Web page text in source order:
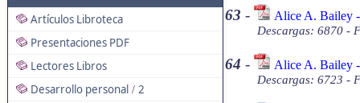
Artículos Libroteca
Presentaciones PDF
Lectores Libros
Desarrollo personal / 2
63 - Alice A. Bailey
Descargas: 6870 -
64 - Alice A. Bailey
Descargas: 6723 -